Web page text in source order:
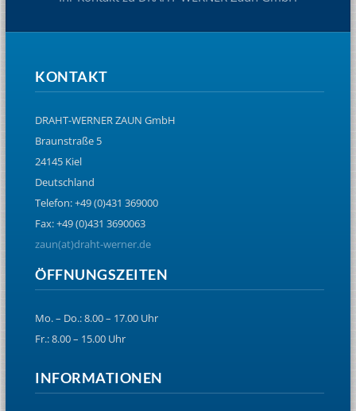
KONTAKT
DRAHT-WERNER ZAUN GmbH
Braunstraße 5
24145 Kiel
Deutschland
Telefon: +49 (0)431 369000
Fax: +49 (0)431 3690063
zaun(at)draht-werner.de
ÖFFNUNGSZEITEN
Mo. – Do.: 8.00 – 17.00 Uhr
Fr.: 8.00 – 15.00 Uhr
INFORMATIONEN